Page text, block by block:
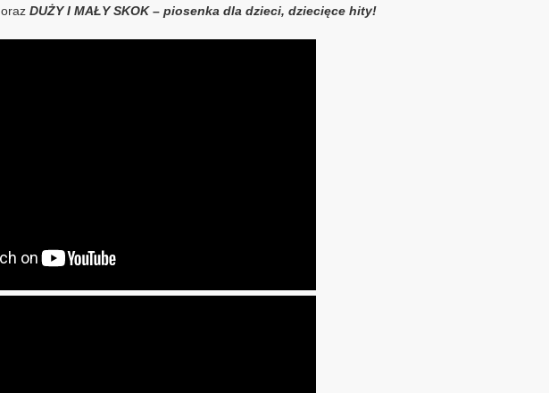
orazDUŻY I MAŁY SKOK – piosenka dla dzieci, dziecięce hity!